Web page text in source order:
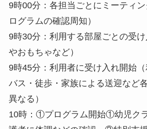
9時00分：各担当ごとにミーティ
ログラムの確認周知）
9時30分：利用する部屋ごとの受
やおもちゃなど）
9時45分：利用者に受け入れ開始
バス・徒歩・家族による送迎など
異なる）
10時：①プログラム開始①幼児ク